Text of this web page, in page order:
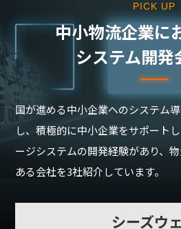
PICK UP
中⼩物流企業に
システム開発
国が進める中小企業へのシステム
し、積極的に中小企業をサポート
ージシステムの開発経験があり、
ある会社を3社紹介しています。
シーズウ